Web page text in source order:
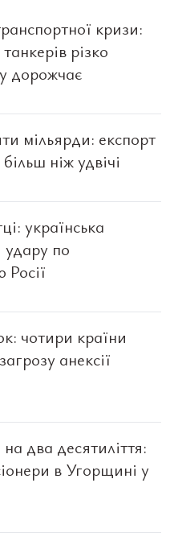
кризи:
різко
дорожчає
мільярди: експорт
ніж удвічі
українська
удару по
чотири країни
анексії
два десятиліття:
в Угорщині у